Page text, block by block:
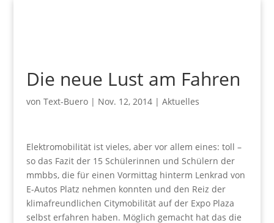
Die neue Lust am Fahren
von Text-Buero| Nov. 12, 2014| Aktuelles
Elektromobilität ist vieles, aber vor allem eines: toll –
so das Fazit der 15 Schülerinnen und Schülern der
mmbbs, die für einen Vormittag hinterm Lenkrad von
E-Autos Platz nehmen konnten und den Reiz der
klimafreundlichen Citymobilität auf der Expo Plaza
selbst erfahren haben. Möglich gemacht hat das die